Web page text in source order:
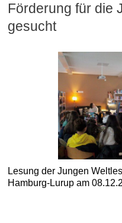
Förderung für die
gesucht
Lesung der Jungen
Hamburg-Lurup am